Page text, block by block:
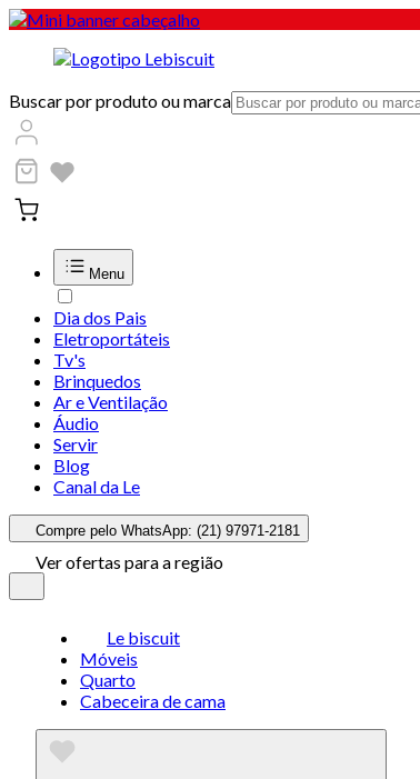
Buscar por produto ou marca
Menu
Dia dos Pais
Eletroportáteis
Tv's
Brinquedos
Ar e Ventilação
Áudio
Servir
Blog
Canal da Le
Compre pelo WhatsApp: (21) 97971-2181
Ver ofertas para a região
Le biscuit
Móveis
Quarto
Cabeceira de cama